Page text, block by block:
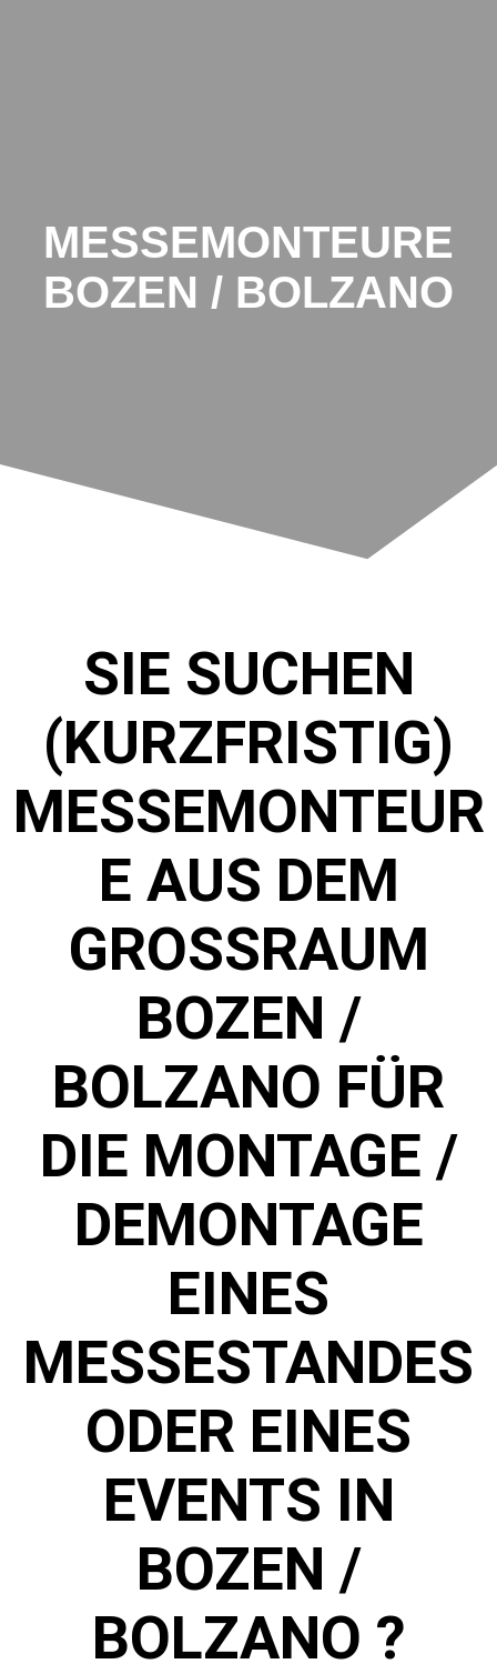
MESSEMONTEURE
BOZEN / BOLZANO
SIE SUCHEN
(KURZFRISTIG)
MESSEMONTEUR
E AUS DEM
GROSSRAUM B
OZEN / B
OLZANO FÜR D
IE MONTAGE / D
EMONTAGE E
INES M
ESSESTANDES O
DER EINES E
VENTS IN B
OZEN / B
OLZANO ?